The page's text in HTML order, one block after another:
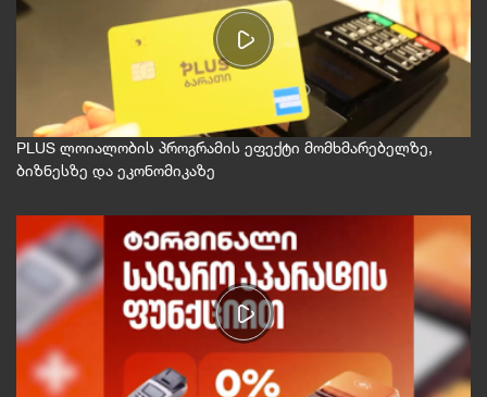
PLUS ლოიალობის პროგრამის ეფექტი მომხმარებელზე,
ბიზნესზე და ეკონომიკაზე